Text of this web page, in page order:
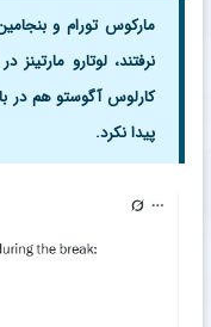
مارکوس تورام و
نرفتند، لوتارو
کارلوس آگوستو هم در
پیدا نکرد.